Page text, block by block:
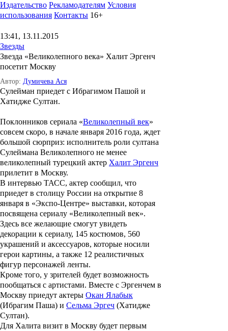
Издательство Рекламодателям Условия
использования Контакты 16+
13:41, 13.11.2015
Звезды
Звезда «Великолепного века» Халит Эргенч
посетит Москву
Автор: Думичева Ася
Сулейман приедет с Ибрагимом Пашой и
Хатидже Султан.
Поклонников сериала «Великолепный век»
совсем скоро, в начале января 2016 года, ждет
большой сюрприз: исполнитель роли султана
Сулеймана Великолепного не менее
великолепный турецкий актер Халит Эргенч
прилетит в Москву.
В интервью ТАСС, актер сообщил, что
приедет в столицу России на открытие 8
января в «Экспо-Центре» выставки, которая
посвящена сериалу «Великолепный век».
Здесь все желающие смогут увидеть
декорации к сериалу, 145 костюмов, 560
украшений и аксессуаров, которые носили
герои картины, а также 12 реалистичных
фигур персонажей ленты.
Кроме того, у зрителей будет возможность
пообщаться с артистами. Вместе с Эргенчем в
Москву приедут актеры Окан Ялабык
(Ибрагим Паша) и Сельма Эргеч (Хатидже
Султан).
Для Халита визит в Москву будет первым